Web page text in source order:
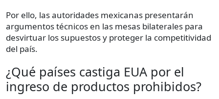
Por ello, las autoridades mexicanas presentarán
argumentos técnicos en las mesas bilaterales para
desvirtuar los supuestos y proteger la competitividad
del país.
¿Qué países castiga EUA por el
ingreso de productos prohibidos?